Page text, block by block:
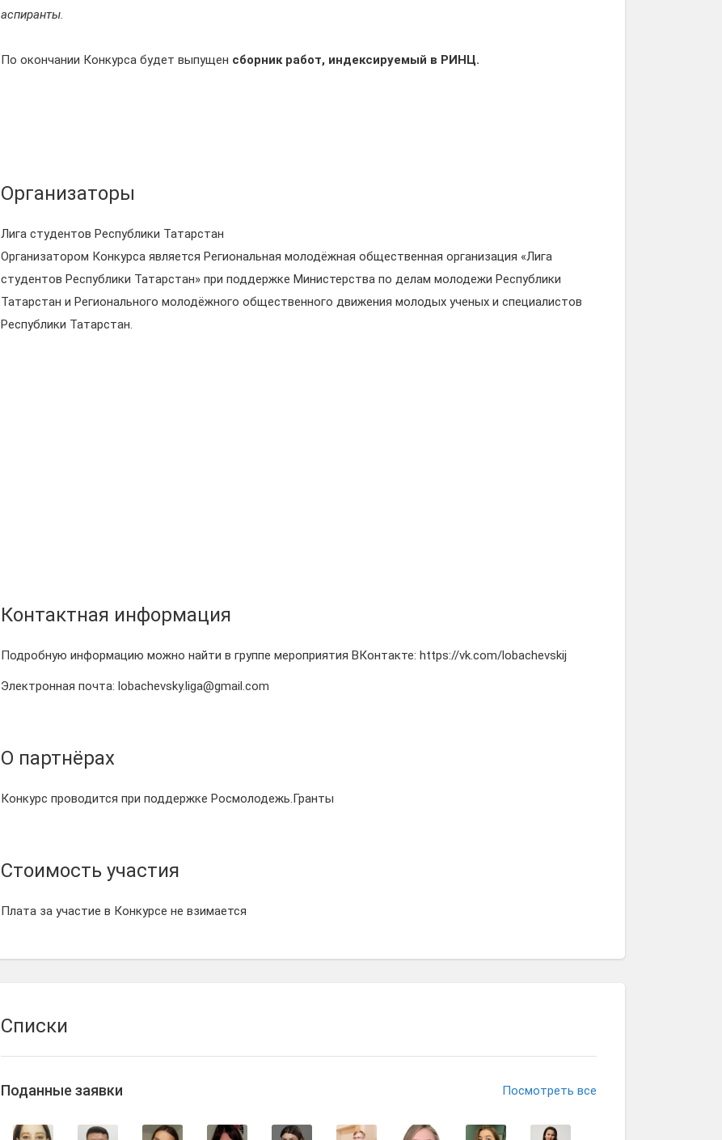
аспиранты.
По окончании Конкурса будет выпущен сборник работ, индексируемый в РИНЦ.
Организаторы
Лига студентов Республики Татарстан
Организатором Конкурса является Региональная молодёжная общественная организация «Лига
студентов Республики Татарстан» при поддержке Министерства по делам молодежи Республики
Татарстан и Регионального молодёжного общественного движения молодых ученых и специалистов
Республики Татарстан.
Контактная информация
Подробную информацию можно найти в группе мероприятия ВКонтакте: https://vk.com/lobachevskij
Электронная почта: lobachevsky.liga@gmail.com
О партнёрах
Конкурс проводится при поддержке Росмолодежь.Гранты
Стоимость участия
Плата за участие в Конкурсе не взимается
Списки
Поданные заявки Посмотреть все